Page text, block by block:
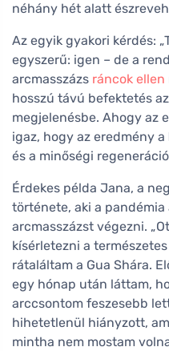
néhány hét alatt
Az egyik gyakori kérdés:
egyszerű: igen – de a
arcmasszázs ráncok ellen
hosszú távú befektetés
megjelenésbe. Ahogy az
igaz, hogy az eredmény a
és a minőségi
Érdekes példa Jana, a
története, aki a
arcmasszázst végezni.
kísérletezni a
rátaláltam a Gua Shára.
egy hónap után láttam,
arccsontom feszesebb
hihetetlenül hiányzott,
mintha nem mostam